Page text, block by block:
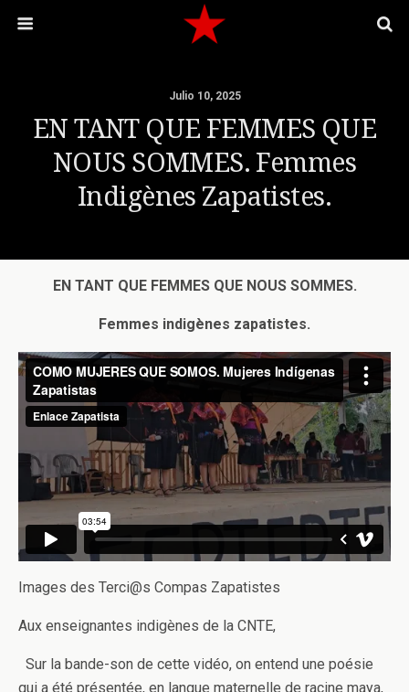
Julio 10, 2025
EN TANT QUE FEMMES QUE
NOUS SOMMES. Femmes
Indigènes Zapatistes.
EN TANT QUE FEMMES QUE NOUS SOMMES.
Femmes indigènes zapatistes.
Images des Terci@s Compas Zapatistes
Aux enseignantes indigènes de la CNTE,
Sur la bande-son de cette vidéo, on entend une poésie
qui a été présentée, en langue maternelle de racine maya,